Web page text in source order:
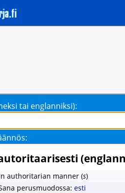
tai englanniksi):
authoritarian manner (s)
perusmuodossa: esti